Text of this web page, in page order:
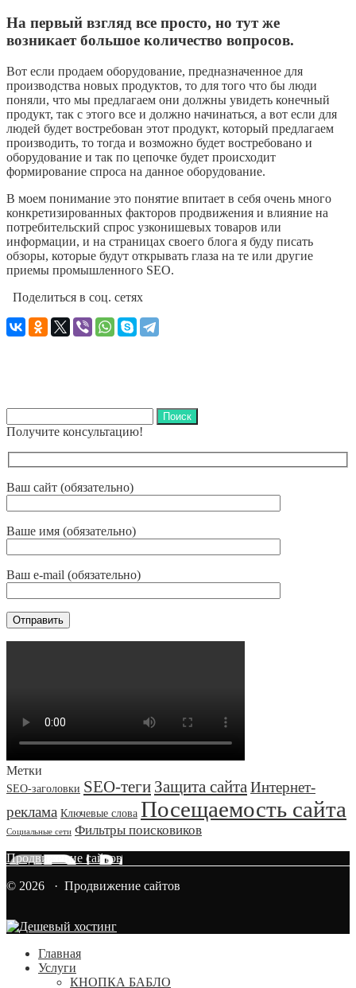
На первый взгляд все просто, но тут же
возникает большое количество вопросов.
Вот если продаем оборудование, предназначенное для
производства новых продуктов, то для того что бы люди
поняли, что мы предлагаем они должны увидеть конечный
продукт, так с этого все и должно начинаться, а вот если для
людей будет востребован этот продукт, который предлагаем
производить, то тогда и возможно будет востребовано и
оборудование и так по цепочке будет происходит
формирование спроса на данное оборудование.
В моем понимание это понятие впитает в себя очень много
конкретизированных факторов продвижения и влияние на
потребительский спрос узконишевых товаров или
информации, и на страницах своего блога я буду писать
обзоры, которые будут открывать глаза на те или другие
приемы промышленного SEO.
Поделиться в соц. сетях
Получите консультацию!
Ваш сайт (обязательно)
Ваше имя (обязательно)
Ваш e-mail (обязательно)
Метки
SEO-заголовки SEO-теги Защита сайта Интернет-
реклама Ключевые слова Посещаемость сайта
Социальные сети Фильтры поисковиков
Продвижение сайтов
© 2026 · Продвижение сайтов
Главная
Услуги
КНОПКА БАБЛО